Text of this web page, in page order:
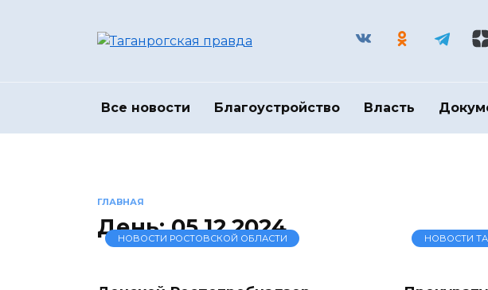
Все новости Благоустройство Власть
ГЛАВНАЯ
День:05.12.2024
НОВОСТИ РОСТОВСКОЙ ОБЛАСТИ НОВОСТИ